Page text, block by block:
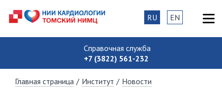
Справочная служба
+7 (3822) 561-232
RU EN
Главная страница / Институт / Новости